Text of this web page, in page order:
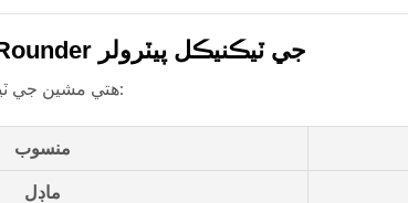
MK-GY-400 Dough Rounder جي ٽيڪنيڪل پيٽرولر
هتي مشين جي ٽيڪنيڪل وضاحتن جو جائزو آهي:
منسوب
ماڊل